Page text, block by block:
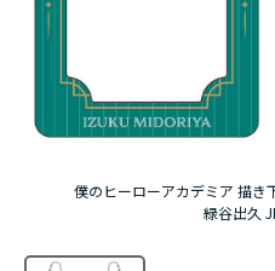
ハイキュー!!ジャージ＆ユ
『無職転生Ⅲ ～異世界行
『ふつつかな悪女ではご
僕のヒーローアカデミア 描き
緑谷出久